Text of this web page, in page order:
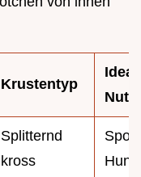
Krustentyp
Splitternd
kross